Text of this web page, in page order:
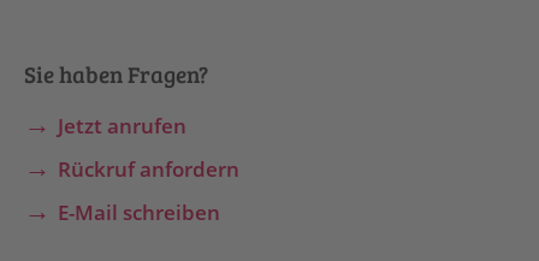
Sie haben Fragen?
Jetzt anrufen
Rückruf anfordern
E-Mail schreiben